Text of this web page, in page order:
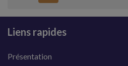
Liens rapides
Présentation